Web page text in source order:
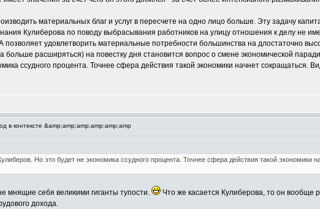
материальных благ и услуг в пересчете на одно лицо больше. Эту задачу
Кулиберова по поводу выбрасывания работников на улицу отношения к делу не
удовлетворить материальные потребности большинства на длостаточно
расширяться) на повестку дня становится вопрос о смене экономической
ссудного процента. Точнее сфера действия такой экономики начнет сокращаться.
в контексте &amp;amp;amp;amp;amp;amp
Но это будет не экономика ссудного процента. Точнее сфера действия такой экономики
мнящие себя великими гиганты тупости.
Что же касается Кулиберова, то он вообще
дохода.